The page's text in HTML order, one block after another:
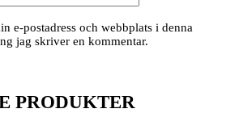
e-postadress och webbplats i denna
jag skriver en kommentar.
PRODUKTER